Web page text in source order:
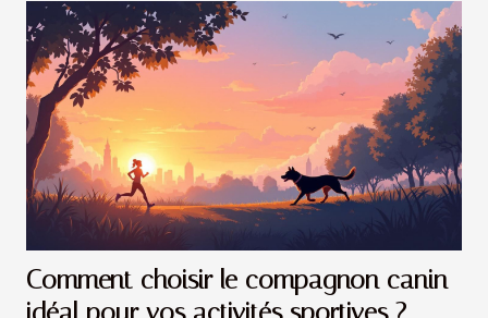
Comment choisir le compagnon canin